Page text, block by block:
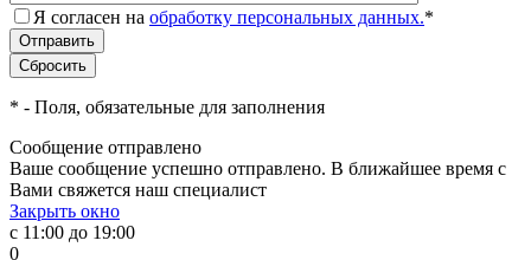
Я согласен на обработку персональных данных.*
* - Поля, обязательные для заполнения
Сообщение отправлено
Ваше сообщение успешно отправлено. В ближайшее время с
Вами свяжется наш специалист
Закрыть окно
с 11:00 до 19:00
0